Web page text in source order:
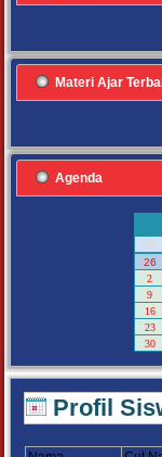
Materi Ajar
Agenda
M
26
2
9
16
23
30
Profil